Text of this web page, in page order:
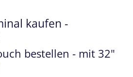
kaufen -
bestellen - mit 32"